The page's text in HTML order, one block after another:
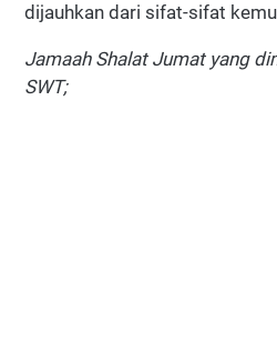
dijauhkan dari sifat-sifat
Jamaah Shalat Jumat yang
SWT;